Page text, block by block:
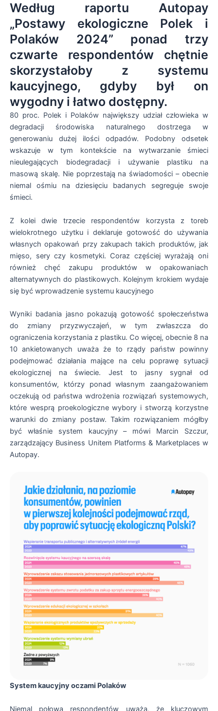
Według raportu Autopay
„Postawy ekologiczne Polek i
Polaków 2024” ponad trzy
czwarte respondentów chętnie
skorzystałoby z systemu
kaucyjnego, gdyby był on
wygodny i łatwo dostępny.
80 proc. Polek i Polaków największy udział człowieka w
degradacji środowiska naturalnego dostrzega w
generowaniu dużej ilości odpadów. Podobny odsetek
wskazuje w tym kontekście na wytwarzanie śmieci
nieulegających biodegradacji i używanie plastiku na
masową skalę. Nie poprzestają na świadomości – obecnie
niemal ośmiu na dziesięciu badanych segreguje swoje
śmieci.
Z kolei dwie trzecie respondentów korzysta z toreb
wielokrotnego użytku i deklaruje gotowość do używania
własnych opakowań przy zakupach takich produktów, jak
mięso, sery czy kosmetyki. Coraz częściej wyrażają oni
również chęć zakupu produktów w opakowaniach
alternatywnych do plastikowych. Kolejnym krokiem wydaje
się być wprowadzenie systemu kaucyjnego
Wyniki badania jasno pokazują gotowość społeczeństwa
do zmiany przyzwyczajeń, w tym zwłaszcza do
ograniczenia korzystania z plastiku. Co więcej, obecnie 8 na
10 ankietowanych uważa że to rządy państw powinny
podejmować działania mające na celu poprawę sytuacji
ekologicznej na świecie. Jest to jasny sygnał od
konsumentów, którzy ponad własnym zaangażowaniem
oczekują od państwa wdrożenia rozwiązań systemowych,
które wesprą proekologiczne wybory i stworzą korzystne
warunki do zmiany postaw. Takim rozwiązaniem mógłby
być właśnie system kaucyjny – mówi Marcin Szczur,
zarządzający Business Unitem Platforms & Marketplaces w
Autopay.
System kaucyjny oczami Polaków
Niemal połowa respondentów uważa, że kluczowym